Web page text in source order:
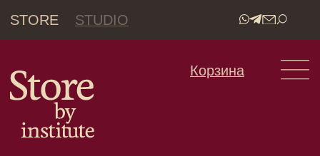
STORE STUDIO
•
Anti-Aging Glycolic Toner